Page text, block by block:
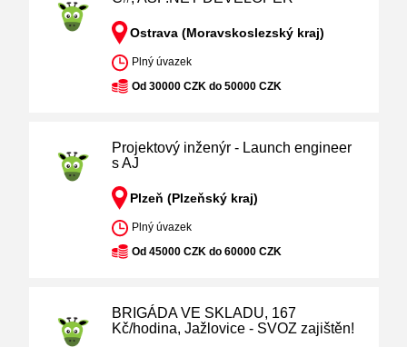
Ostrava (Moravskoslezský kraj)
Plný úvazek
Od 30000 CZK do 50000 CZK
Projektový inženýr - Launch engineer
s AJ
Plzeň (Plzeňský kraj)
Plný úvazek
Od 45000 CZK do 60000 CZK
BRIGÁDA VE SKLADU, 167
Kč/hodina, Jažlovice - SVOZ zajištěn!